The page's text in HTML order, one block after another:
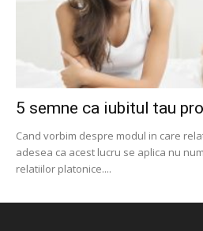
5 semne ca iubitul tau
Cand vorbim despre modul in care
adesea ca acest lucru se aplica nu
relatiilor platonice....